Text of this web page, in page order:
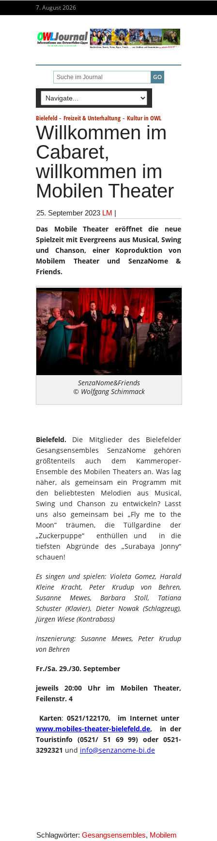
7. August 2026
Bielefeld - Freizeit & Unterhaltung - Kultur in OWL
Willkommen im
Cabaret,
willkommen im
Mobilen Theater
25. September 2023 LM |
Das Mobile Theater eröffnet die neue
Spielzeit mit Evergreens aus Musical, Swing
und Chanson, einer Koproduktion von
Mobilem Theater und SenzaNome &
Friends.
SenzaNome&Friends
© Wolfgang Schimmack
Bielefeld. Die Mitglieder des Bielefelder
Gesangsensembles SenzaNome gehören
größtenteils auch dem Kammeroper-
Ensemble des Mobilen Theaters an. Was lag
näher, als gemeinsam ein Programm mit
den beliebtesten Melodien aus Musical,
Swing und Chanson zu entwickeln? Lasst
uns also gemeinsam bei „Fly me to the
Moon“ träumen, die Tüllgardine der
„Zuckerpuppe“ enthüllen und in die
tiefsten Abgründe des „Surabaya Jonny“
schauen!
Es singen und spielen: Violeta Gomez, Harald
Kleine Kracht, Peter Krudup von Behren,
Susanne Mewes, Barbara Stoll, Tatiana
Schuster (Klavier), Dieter Nowak (Schlagzeug),
Jürgen Wiese (Kontrabass)
Inszenierung: Susanne Mewes, Peter Krudup
von Behren
Fr./Sa. 29./30. September
jeweils 20:00 Uhr im Mobilen Theater,
Feilenstr. 4
Karten:0521/122170, im Internet unter
www.mobiles-theater-bielefeld.de, in der
Touristinfo (0521/ 51 69 99) oder 0521-
3292321 und info@senzanome-bi.de
Schlagwörter: Gesangsensembles, Mobilem